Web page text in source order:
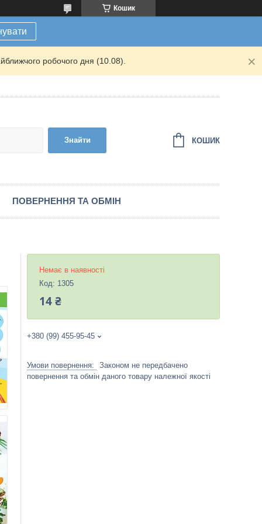
Кошик
робочого дня (10.08).
Знайти КОШИК
ПОВЕРНЕННЯ ТА ОБМІН
Немає в наявності
Код: 1305
14 ₴
+380 (99) 455-95-45
Законом не передбачено
повернення та обмін даного товару належної якості